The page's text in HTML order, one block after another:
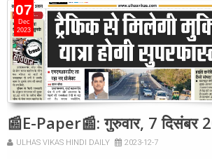
07
Dec
2023
📰E-Paper📰: गुरुवार, 7
ULHAS VIKAS HINDI DAILY 2023-12-7